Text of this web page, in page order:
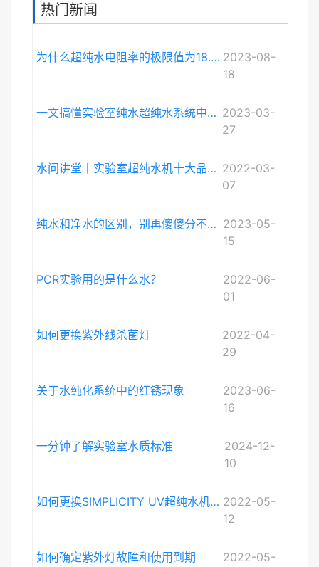
热门新闻
为什么超纯水电阻率的极限值为18.248MΩ·cm而不是无限大？ 2023-08-
18
一文搞懂实验室纯水超纯水系统中电导率与电阻率的关系 2023-03-
27
水问讲堂丨实验室超纯水机十大品牌排序和详细介绍 2022-03-
07
纯水和净水的区别，别再傻傻分不清啦。 2023-05-
15
PCR实验用的是什么水？
2022-06-
01
如何更换紫外线杀菌灯
2022-04-
29
关于水纯化系统中的红锈现象
2023-06-
16
一分钟了解实验室水质标准
2024-12-
10
如何更换SIMPLICITY UV超纯水机紫外灯 2022-05-
12
如何确定紫外灯故障和使用到期
2022-05-